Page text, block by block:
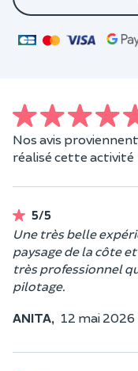
Nos avis
réalisé cette activité
5/5
Une très belle
paysage de la côte
très professionnel
pilotage.
ANITA, 12 mai 2026